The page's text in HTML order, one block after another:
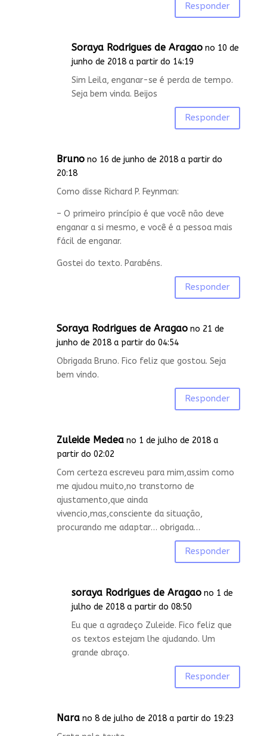
Responder
Soraya Rodrigues de Aragao no 10 de
junho de 2018 a partir do 14:19
Sim Leila, enganar-se é perda de tempo.
Seja bem vinda. Beijos
Responder
Bruno no 16 de junho de 2018 a partir do
20:18
Como disse Richard P. Feynman:
– O primeiro princípio é que você não deve
enganar a si mesmo, e você é a pessoa mais
fácil de enganar.
Gostei do texto. Parabéns.
Responder
Soraya Rodrigues de Aragao no 21 de
junho de 2018 a partir do 04:54
Obrigada Bruno. Fico feliz que gostou. Seja
bem vindo.
Responder
Zuleide Medea no 1 de julho de 2018 a
partir do 02:02
Com certeza escreveu para mim,assim como
me ajudou muito,no transtorno de
ajustamento,que ainda
vivencio,mas,consciente da situação,
procurando me adaptar… obrigada…
Responder
soraya Rodrigues de Aragao no 1 de
julho de 2018 a partir do 08:50
Eu que a agradeço Zuleide. Fico feliz que
os textos estejam lhe ajudando. Um
grande abraço.
Responder
Nara no 8 de julho de 2018 a partir do 19:23